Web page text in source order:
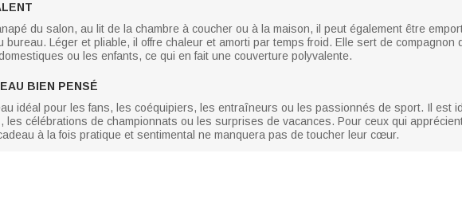
du salon, au lit de la chambre à coucher ou à la maison, il peut également être
bureau. Léger et pliable, il offre chaleur et amorti par temps froid. Elle sert de
ou les enfants, ce qui en fait une couverture polyvalente.
BIEN PENSÉ
idéal pour les fans, les coéquipiers, les entraîneurs ou les passionnés de sport. Il est
les célébrations de championnats ou les surprises de vacances. Pour ceux qui
à la fois pratique et sentimental ne manquera pas de toucher leur cœur.